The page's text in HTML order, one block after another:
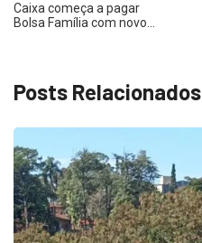
Caixa começa a pagar
Bolsa Família com novo…
Posts Relacionados